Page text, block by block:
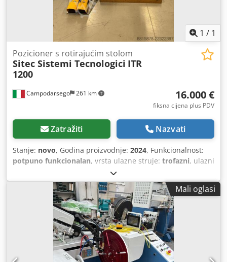
1 / 1
Campodarsego 261 km
Pozicioner s rotirajućim stolom
Sitec Sistemi Tecnologici ITR
1200
16.000 €
fiksna cijena plus PDV
Zatražiti Nazvati
Stanje: novo, Godina proizvodnje: 2024, Funkcionalnost:
potpuno funkcionalan, vrsta ulazne struje: trofazni, ulazni
, ukupna masa:720 kg
mjeseci, struja zavarivanja (min.):800 A, ulazna
frekvencija:50 Hz, Oprema:CE oznaka, Dostupna tipska
pločica, USB priključak, dokumentacija / priručnik
ITR1200 CN je rotirajuća platforma s mogućnošću nagiba i
numeričkim upravljanjem (CNC), dizajnirana za kružno
zavarivanje velikih komponenti. Zahvaljujući robusnoj
konstrukciji, bezbrišnom pogonu i potpuno
programabilnom upravljanju, osigurava visoku preciznost,
Mali oglasi